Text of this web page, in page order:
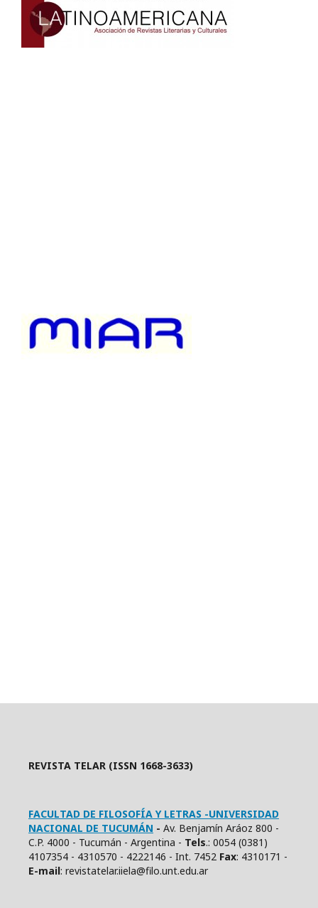
REVISTA TELAR (ISSN 1668-3633)
FACULTAD DE FILOSOFÍA Y LETRAS -UNIVERSIDAD
NACIONAL DE TUCUMÁN - Av. Benjamín Aráoz 800 -
C.P. 4000 - Tucumán - Argentina - Tels.: 0054 (0381)
4107354 - 4310570 - 4222146 - Int. 7452 Fax: 4310171 -
E-mail: revistatelar.iiela@filo.unt.edu.ar